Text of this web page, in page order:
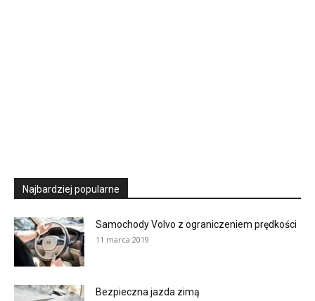
Najbardziej popularne
Samochody Volvo z ograniczeniem prędkości
11 marca 2019
Bezpieczna jazda zimą